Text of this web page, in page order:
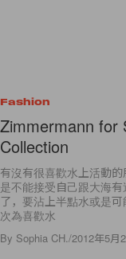
Fashion
Zimmermann for
Collection
有沒有很喜歡水上活動
是不能接受自己跟大海
了，要沾上半點水或是
次為喜歡水
By Sophia CH./2012年5月